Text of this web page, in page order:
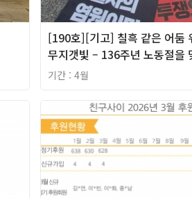
[190호][기고] 칠흑 같은 어둠
무지갯빛 – 136주년 노동절을
기간 : 4월